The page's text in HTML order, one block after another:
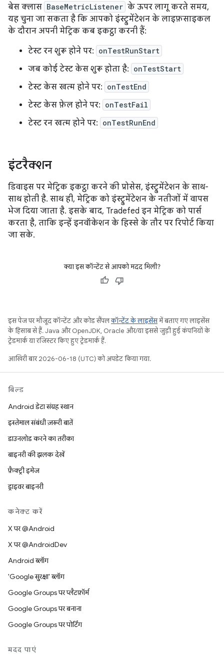
बेस क्लास BaseMetricListener के ऊपर लागू करते समय,
यह चुना जा सकता है कि आपको इंस्ट्रुमेंटेशन के लाइफ़साइकल
के दौरान अपनी मेट्रिक कब इकट्ठा करनी हैं:
टेस्ट रन शुरू होने पर: onTestRunStart
जब कोई टेस्ट केस शुरू होता है: onTestStart
टेस्ट केस खत्म होने पर: onTestEnd
टेस्ट केस फ़ेल होने पर: onTestFail
टेस्ट रन खत्म होने पर: onTestRunEnd
इंटरैक्शन
डिवाइस पर मेट्रिक इकट्ठा करने की प्रोसेस, इंस्ट्रुमेंटेशन के साथ-
साथ होती है. साथ ही, मेट्रिक को इंस्ट्रुमेंटेशन के नतीजों में वापस
भेज दिया जाता है. इसके बाद, Tradefed इन मेट्रिक को पार्स
करता है, ताकि इन्हें इनवॉकेशन के हिस्से के तौर पर रिपोर्ट किया
जा सके.
क्या इस कॉन्टेंट से आपको मदद मिली?
इस पेज पर मौजूद कॉन्टेंट और कोड सैंपलकॉन्टेंट के लाइसेंसमें बताए गए लाइसेंस
के हिसाब से हैं. Java और OpenJDK, Oracle और/या इससे जुड़ी हुई कंपनियों के
ट्रेडमार्क या रजिस्टर किए हुए ट्रेडमार्क हैं.
आखिरी बार 2026-06-18 (UTC) को अपडेट किया गया.
बिल्ड
Android डेटा संग्रह स्थान
इस्तेमाल संबंधी ज़रूरी बातें
डाउनलोड करने का तरीका
बाइनरी की झलक देखें
फ़ैक्ट्री इमेज
ड्राइवर बाइनरी
कनेक्ट करें
X पर @Android
X पर @AndroidDev
Android ब्लॉग
'Google सुरक्षा' ब्लॉग
Google Groups पर प्लैटफ़ॉर्म
Google Groups पर बनाना
Google Groups पर पोर्टिंग
मदद पाएं